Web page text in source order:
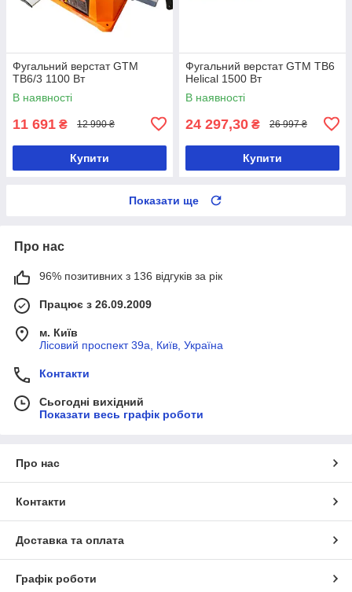
Фугальний верстат GTM
TB6/3 1100 Вт
В наявності
11 691 ₴ 12 990 ₴
Купити
Фугальний верстат GTM TB6
Helical 1500 Вт
В наявності
24 297,30 ₴ 26 997 ₴
Купити
Показати ще
Про нас
96% позитивних з 136 відгуків за рік
Працює з 26.09.2009
м. Київ
Лісовий проспект 39а, Київ, Україна
Контакти
Сьогодні вихідний
Показати весь графік роботи
Про нас
Контакти
Доставка та оплата
Графік роботи